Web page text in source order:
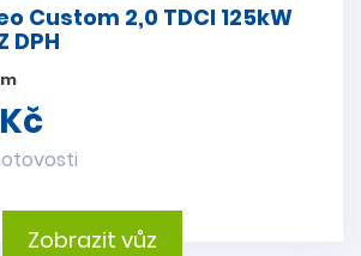
Custom 2,0 TDCI 125kW
DPH
Zobrazit vůz